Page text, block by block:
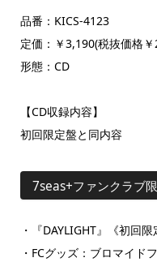
品番：KICS-4123
定価：￥3,190(税抜価格
形態：CD
【CD収録内容】
初回限定盤と同内容
7seas+ファンクラブ
・『DAYLIGHT』《初回限
・FCグッズ：ブロマイド